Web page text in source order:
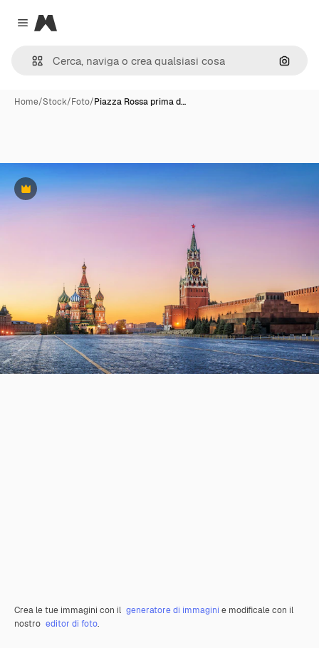
Close menu
Magnific
Cerca
Home/Stock/Foto/Piazza Rossa prima d…
Premium
Crea le tue immagini con il generatore di immagini e modificale con il
nostro editor di foto.